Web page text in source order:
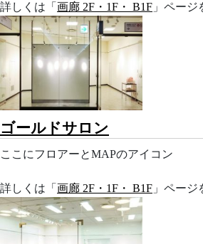
詳しくは「 画廊 2F・1F・ B1F 」ページ
ゴールドサロン
ここにフロアーとMAPのアイコン
詳しくは「 画廊 2F・1F・ B1F 」ページ